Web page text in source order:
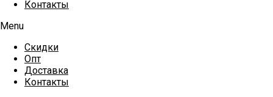
Контакты
Menu
Скидки
Опт
Доставка
Контакты